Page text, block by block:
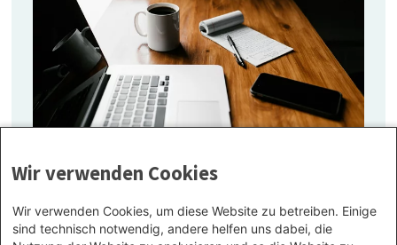
Hidden Codes
Im preisgekrönten Spiel werden Jugendliche in einer simulierten Social
Media-Umgebung realitätsnah für Radikalisierung in ihrer
Bezugsgruppe und auf Social Media sensibilisiert.
Wir verwenden Cookies
Wir verwenden Cookies, um diese Website zu betreiben. Einige
sind technisch notwendig, andere helfen uns dabei, die